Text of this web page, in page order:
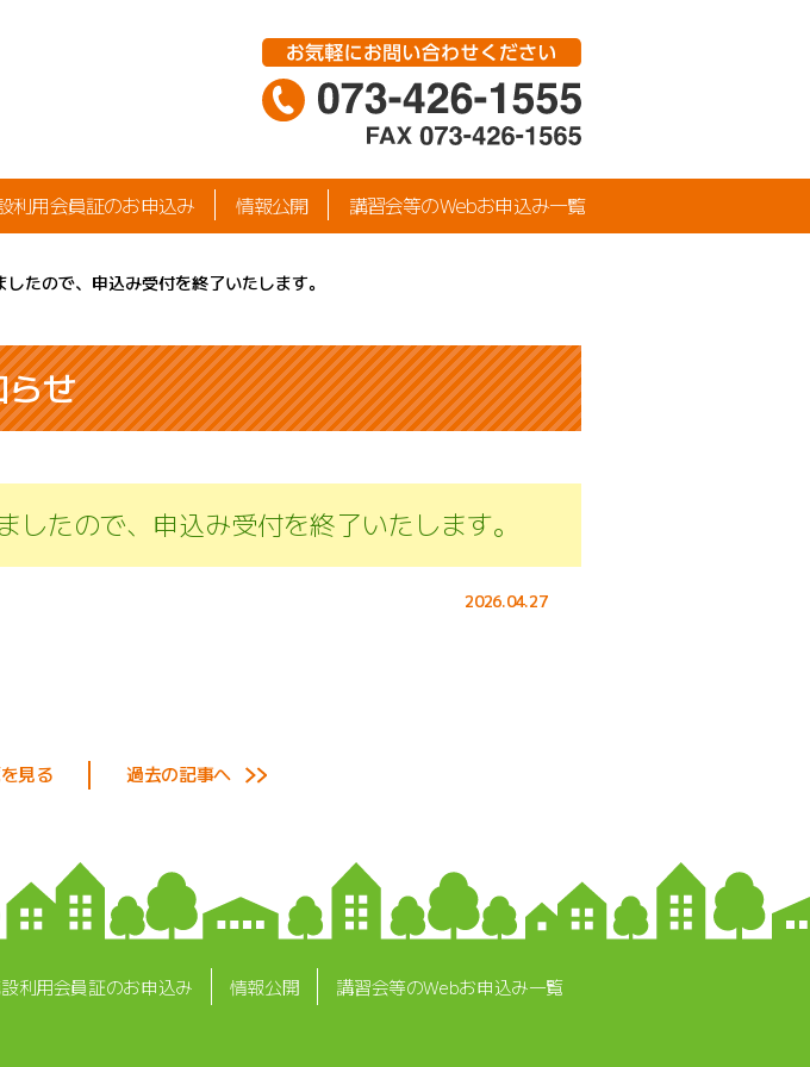
利用会員証のお申込み 情報公開 講習会等のWebお申込み一覧
たので、申込み受付を終了いたします。
せ
たので、申込み受付を終了いたします。
2026.04.27
見る 過去の記事へ
利用会員証のお申込み 情報公開 講習会等のWebお申込み一覧